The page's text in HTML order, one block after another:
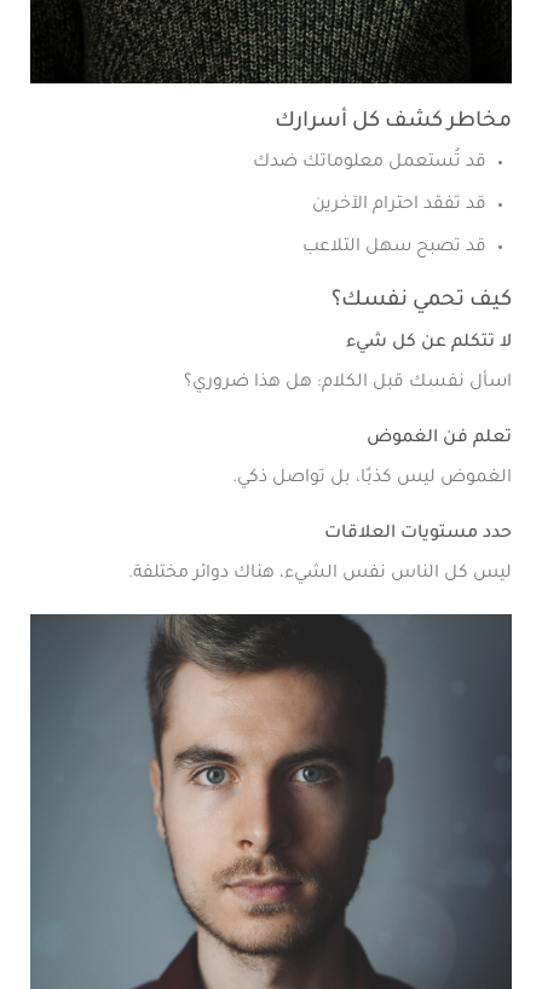
مخاطر كشف كل أسرارك
قد تُستعمل معلوماتك ضدك
قد تفقد احترام الآخرين
قد تصبح سهل التلاعب
كيف تحمي نفسك؟
لا تتكلم عن كل شيء
اسأل نفسك قبل الكلام: هل هذا ضروري؟
تعلم فن الغموض
الغموض ليس كذبًا، بل تواصل ذكي.
حدد مستويات العلاقات
ليس كل الناس نفس الشيء، هناك دوائر مختلفة.